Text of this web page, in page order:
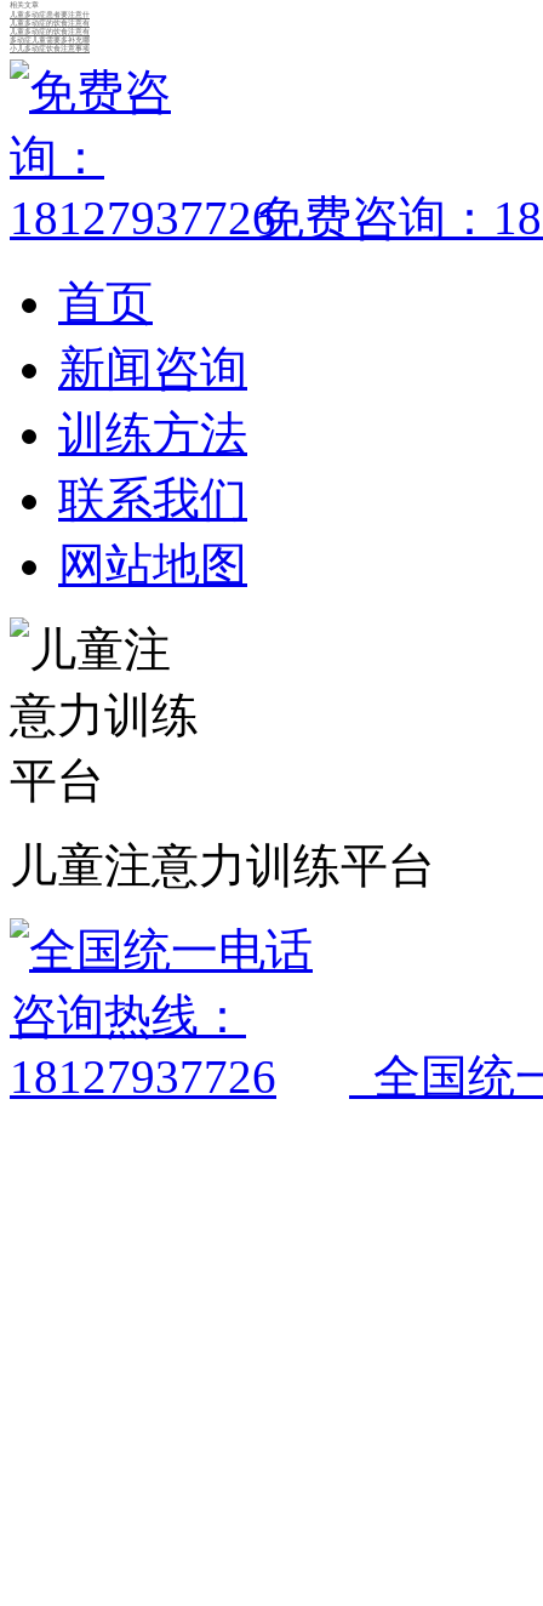
相关文章
儿童多动症患者要注意什
儿童多动症的饮食注意有
儿童多动症的饮食注意有
多动症儿童需要多补充哪
小儿多动症饮食注意事项
免费咨询：
首页
新闻咨询
训练方法
联系我们
网站地图
儿童注意力训练平台
全国统